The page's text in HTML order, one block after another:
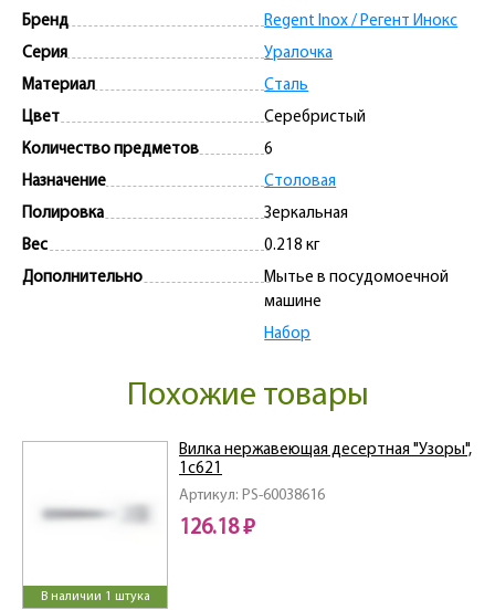
Бренд
Regent Inox / Регент Инокс
Серия
Уралочка
Материал
Сталь
Цвет
Серебристый
Количество предметов
6
Назначение
Столовая
Полировка
Зеркальная
Вес
0.218 кг
Дополнительно
Мытье в посудомоечной
машине
Набор
Похожие товары
В наличии 1 штука
Артикул: PS-60038616
Вилка нержавеющая десертная "Узоры",
1с621
126.18 ₽